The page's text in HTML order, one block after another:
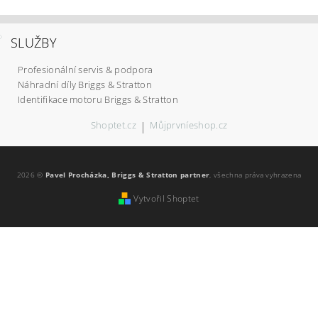
SLUŽBY
Profesionální servis & podpora
Náhradní díly Briggs & Stratton
Identifikace motoru Briggs & Stratton
Shoptet.cz | Můjprvníeshop.cz
2026 © Pavel Procházka, Briggs & Stratton partner, všechna práva vyhrazena
Vytvořil Shoptet